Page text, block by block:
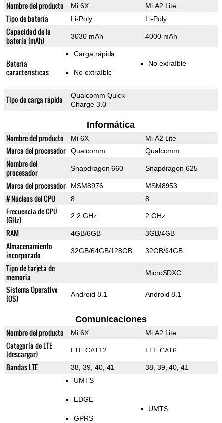
Nombre del producto Mi 6X Mi A2 Lite
Tipo de batería Li-Poly Li-Poly
Capacidad de la
batería (mAh)
3030 mAh 4000 mAh
Batería
características
Carga rápida
No extraíble
No extraíble
Tipo de carga rápida
Qualcomm Quick
Charge 3.0
Informática
Nombre del producto Mi 6X Mi A2 Lite
Marca del procesador Qualcomm Qualcomm
Nombre del
procesador
Snapdragon 660 Snapdragon 625
Marca del procesador MSM8976 MSM8953
# Núcleos del CPU 8 8
Frecuencia de CPU
(GHz)
2.2 GHz 2 GHz
RAM 4GB/6GB 3GB/4GB
Almacenamiento
incorporado
32GB/64GB/128GB 32GB/64GB
Tipo de tarjeta de
memoria
MicroSDXC
Sistema Operativo
(OS)
Android 8.1 Android 8.1
Comunicaciones
Nombre del producto Mi 6X Mi A2 Lite
Categoría de LTE
(descargar)
LTE CAT12 LTE CAT6
Bandas LTE 38, 39, 40, 41 38, 39, 40, 41
UMTS
EDGE
GPRS
UMTS